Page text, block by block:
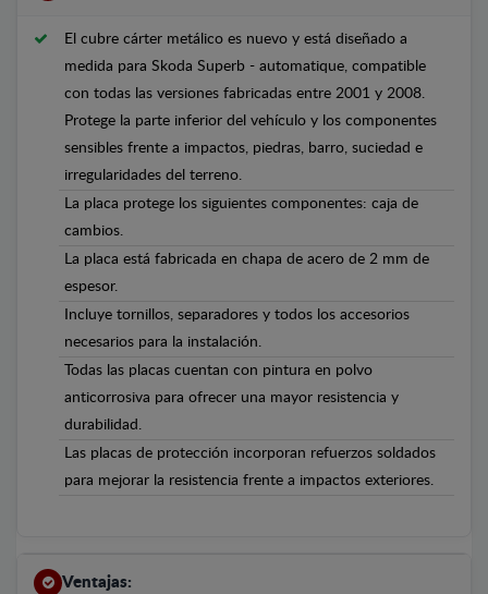
El cubre cárter metálico es nuevo y está diseñado a
medida para Skoda Superb - automatique, compatible
con todas las versiones fabricadas entre 2001 y 2008.
Protege la parte inferior del vehículo y los componentes
sensibles frente a impactos, piedras, barro, suciedad e
irregularidades del terreno.
La placa protege los siguientes componentes: caja de
cambios.
La placa está fabricada en chapa de acero de 2 mm de
espesor.
Incluye tornillos, separadores y todos los accesorios
necesarios para la instalación.
Todas las placas cuentan con pintura en polvo
anticorrosiva para ofrecer una mayor resistencia y
durabilidad.
Las placas de protección incorporan refuerzos soldados
para mejorar la resistencia frente a impactos exteriores.
Ventajas: